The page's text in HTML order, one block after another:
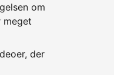
om
meget
der